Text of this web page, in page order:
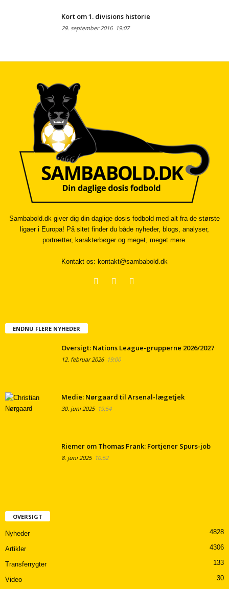
Kort om 1. divisions historie
29. september 201619:07
Sambabold.dk giver dig din daglige dosis fodbold med alt fra de største
ligaer i Europa! På sitet finder du både nyheder, blogs, analyser,
portrætter, karakterbøger og meget, meget mere.
Kontakt os: kontakt@sambabold.dk
ENDNU FLERE NYHEDER
Oversigt: Nations League-grupperne 2026/2027
12. februar 202619:00
Medie: Nørgaard til Arsenal-lægetjek
30. juni 202519:54
Riemer om Thomas Frank: Fortjener Spurs-job
8. juni 202510:52
OVERSIGT
Nyheder 4828
Artikler 4306
Transferrygter 133
Video 30